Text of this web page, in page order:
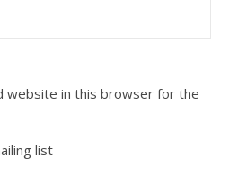
website in this browser for the
list